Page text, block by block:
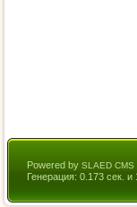
Powered by SLAED CMS
Генерация: 0.173 сек. и